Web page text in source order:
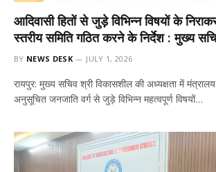
आदिवासी हितों से जुड़े विभिन्न विषयों के
स्तरीय समिति गठित करने के निर्देश : मुख्य
BY NEWS DESK JULY 1, 2026
रायपुर: मुख्य सचिव श्री विकासशील की अध्यक्षता में
अनुसूचित जनजाति वर्ग से जुड़े विभिन्न महत्वपूर्ण विषयों…